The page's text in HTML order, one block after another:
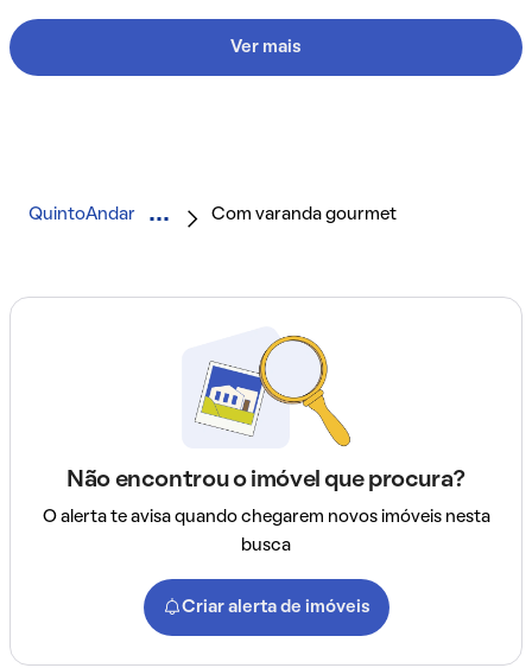
Ver mais
QuintoAndar Com varanda gourmet
Não encontrou o imóvel que procura?
O alerta te avisa quando chegarem novos imóveis nesta
busca
Criar alerta de imóveis